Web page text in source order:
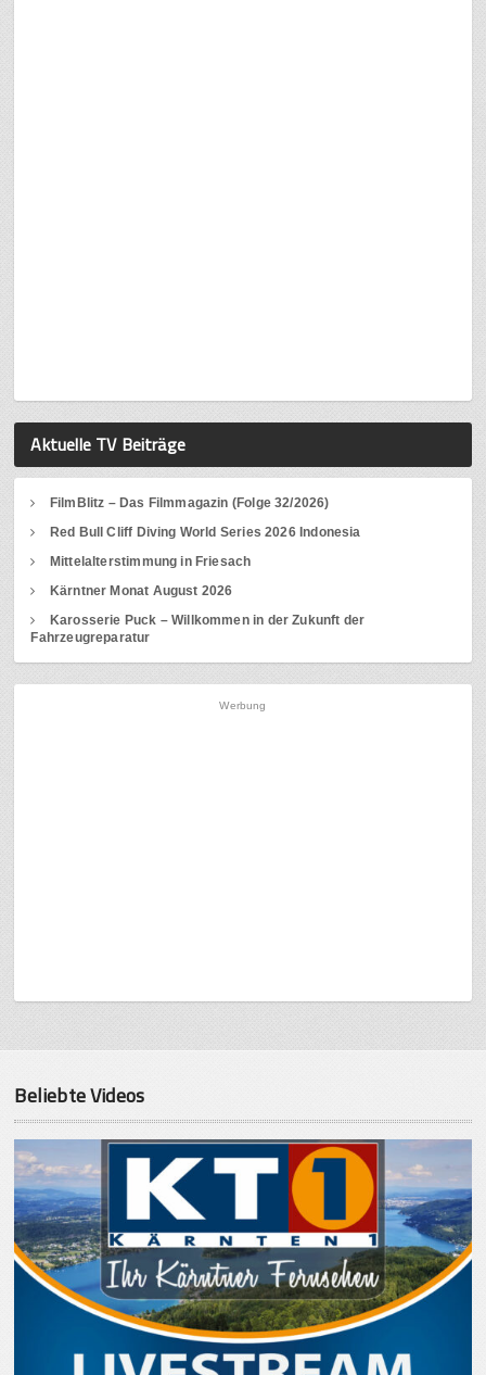
Aktuelle TV Beiträge
FilmBlitz – Das Filmmagazin (Folge 32/2026)
Red Bull Cliff Diving World Series 2026 Indonesia
Mittelalterstimmung in Friesach
Kärntner Monat August 2026
Karosserie Puck – Willkommen in der Zukunft der
Fahrzeugreparatur
Werbung
Beliebte Videos